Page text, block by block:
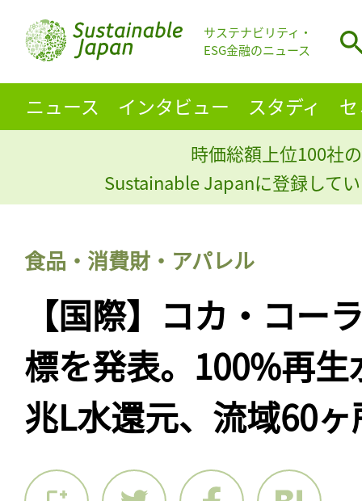
サステナビリティ・
ESG金融のニュース
ニュース インタビュー スタディ
時価総額上位100社
Sustainable Japanに登録して
食品・消費財・アパレル
【国際】コカ・コー
標を発表。100%再
兆L水還元、流域60